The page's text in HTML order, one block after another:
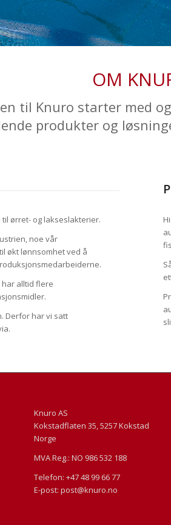
OM
til Knuro starter med
produkter og
ørret- og lakseslakterier.
noe vår
økt lønnsomhet ved å
har alltid flere
Derfor har vi satt
Knuro AS
Kokstadflaten 35, 5257 Kokstad
Norge
MVA Reg.: NO 986 532 188
Telefon: +47 48 99 66 77
E-post: post@knuro.no